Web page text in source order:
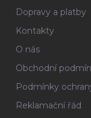
Dopravy a platby
Kontakty
O nás
Obchodní
Podmínky
Reklamační řád